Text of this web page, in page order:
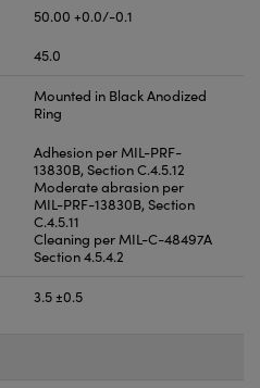
50.00 +0.0/-0.1
45.0
Mounted in Black Anodized
Ring
Adhesion per MIL-PRF-
13830B, Section C.4.5.12
Moderate abrasion per
MIL-PRF-13830B, Section
C.4.5.11
Cleaning per MIL-C-48497A
Section 4.5.4.2
3.5 ±0.5